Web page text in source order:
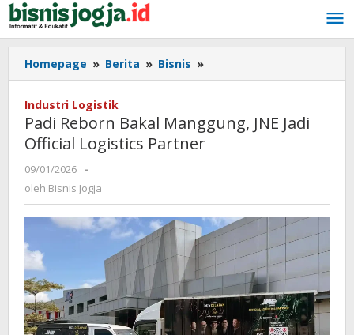
Lewati
ke
konten
Homepage » Berita » Bisnis »
Reborn
JNE
Industri Logistik
Padi Reborn Bakal Manggung, JNE Jadi
Official Logistics Partner
09/01/2026
oleh
Bisnis
Jogja
-
oleh Bisnis Jogja